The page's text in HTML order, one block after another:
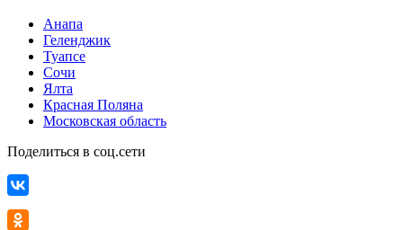
Анапа
Геленджик
Туапсе
Сочи
Ялта
Красная Поляна
Московская область
Поделиться в соц.сети